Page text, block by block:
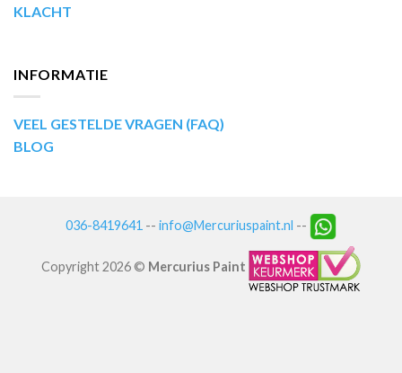
KLACHT
INFORMATIE
VEEL GESTELDE VRAGEN (FAQ)
BLOG
036-8419641 -- info@Mercuriuspaint.nl --
Copyright 2026 © Mercurius Paint